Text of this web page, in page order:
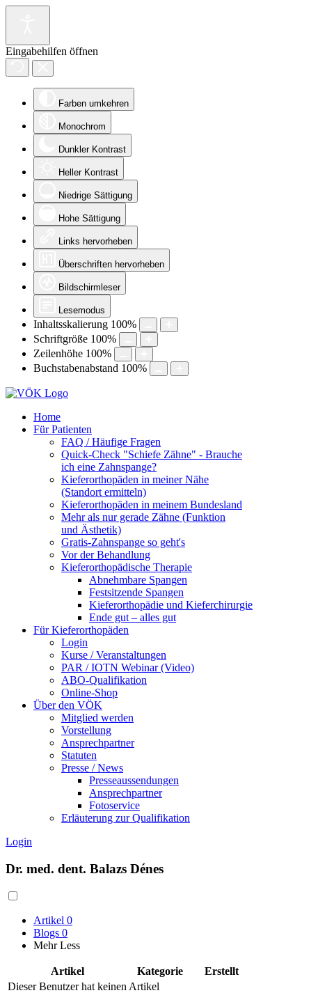
Eingabehilfen öffnen
Farben umkehren
Monochrom
Dunkler Kontrast
Heller Kontrast
Niedrige Sättigung
Hohe Sättigung
Links hervorheben
Überschriften hervorheben
Bildschirmleser
Lesemodus
Inhaltsskalierung 100%
Schriftgröße 100%
Zeilenhöhe 100%
Buchstabenabstand 100%
Home
Für Patienten
FAQ / Häufige Fragen
Quick-Check "Schiefe Zähne" - Brauche
ich eine Zahnspange?
Kieferorthopäden in meiner Nähe
(Standort ermitteln)
Kieferorthopäden in meinem Bundesland
Mehr als nur gerade Zähne (Funktion
und Ästhetik)
Gratis-Zahnspange so geht's
Vor der Behandlung
Kieferorthopädische Therapie
Abnehmbare Spangen
Festsitzende Spangen
Kieferorthopädie und Kieferchirurgie
Ende gut – alles gut
Für Kieferorthopäden
Login
Kurse / Veranstaltungen
PAR / IOTN Webinar (Video)
ABO-Qualifikation
Online-Shop
Über den VÖK
Mitglied werden
Vorstellung
Ansprechpartner
Statuten
Presse / News
Presseaussendungen
Ansprechpartner
Fotoservice
Erläuterung zur Qualifikation
Login
Dr. med. dent. Balazs Dénes
Artikel 0
Blogs 0
Mehr Less
Artikel Kategorie
Erstellt
Dieser Benutzer hat keinen Artikel